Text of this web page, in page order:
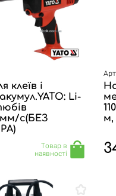
клеїв і
Li-
с(БЕЗ
Товар в
наявності
м,